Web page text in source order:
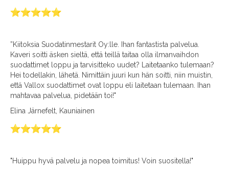
”Kiitoksia Suodatinmestarit Oy:lle. Ihan fantastista palvelua.
Kaveri soitti äsken sieltä, että teillä taitaa olla ilmanvaihdon
suodattimet loppu ja tarvisitteko uudet? Laitetaanko tulemaan?
Hei todellakin, lähetä. Nimittäin juuri kun hän soitti, niin muistin,
että Vallox suodattimet ovat loppu eli laitetaan tulemaan. Ihan
mahtavaa palvelua, pidetään toi!"
Elina Järnefelt, Kauniainen
"Huippu hyvä palvelu ja nopea toimitus! Voin suositella!"